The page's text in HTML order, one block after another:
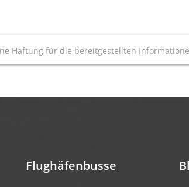
Haftung für die bereitgestellten
Flughäfenbusse